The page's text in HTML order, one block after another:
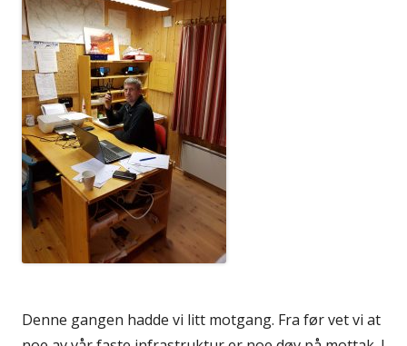
Denne gangen hadde vi litt motgang. Fra før vet vi at